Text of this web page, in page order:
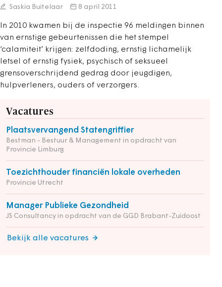
Saskia Buitelaar 8 april 2011
In 2010 kwamen bij de inspectie 96 meldingen binnen
van ernstige gebeurtenissen die het stempel
‘calamiteit’ krijgen: zelfdoding, ernstig lichamelijk
letsel of ernstig fysiek, psychisch of seksueel
grensoverschrijdend gedrag door jeugdigen,
hulpverleners, ouders of verzorgers.
Vacatures
Plaatsvervangend Statengriffier
Bestman - Bestuur & Management in opdracht van
Provincie Limburg
Toezichthouder financiën lokale overheden
Provincie Utrecht
Manager Publieke Gezondheid
JS Consultancy in opdracht van de GGD Brabant-Zuidoost
Bekijk alle vacatures